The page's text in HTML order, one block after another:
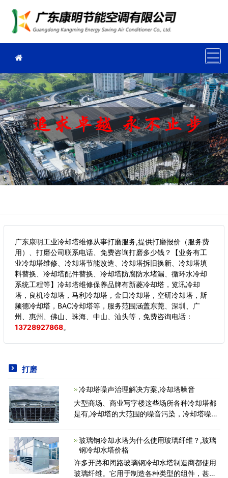
广东康明工业冷却塔维修从事打磨服务,提供打磨报价（服务费
用）、打磨公司联系电话、免费咨询打磨多少钱？【业务有工
业冷却塔维修、冷却塔节能改造、冷却塔拆旧换新、冷却塔填
料替换、冷却塔配件替换、冷却塔防腐防水堵漏、循环水冷却
系统工程等】冷却塔维修保养品牌有新菱冷却塔，览讯冷却
塔，良机冷却塔，马利冷却塔，金日冷却塔，空研冷却塔，斯
频德冷却塔，BAC冷却塔等，服务范围涵盖东莞、深圳、广
州、惠州、佛山、珠海、中山、汕头等， 免费咨询电话：
13728927868。
打磨
冷却塔噪声治理解决方案,冷却塔噪音
大型商场、商业写字楼这些场所各种冷却塔都
是有,冷却塔的大范围的噪音污染，冷却塔噪音
长久了会影响身心健康。如此冷却塔噪音怎么
处理呢?今天就
玻璃钢冷却水塔为什么使用玻璃纤维？,玻璃
钢冷却水塔价格
许多开路和闭路玻璃钢冷却水塔制造商都使用
玻璃纤维。它用于制造各种类型的组件，甚至